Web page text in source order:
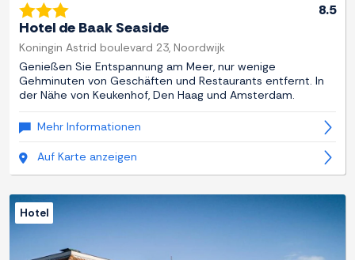
8.5
Hotel de Baak Seaside
Koningin Astrid boulevard 23, Noordwijk
Genießen Sie Entspannung am Meer, nur wenige
Gehminuten von Geschäften und Restaurants entfernt. In
der Nähe von Keukenhof, Den Haag und Amsterdam.
Mehr Informationen
Auf Karte anzeigen
Hotel